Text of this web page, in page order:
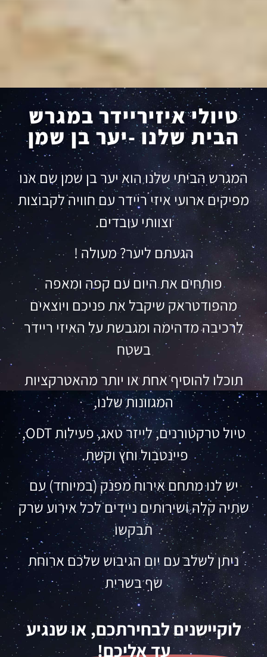
טיולי איזיריידר במגרש
הבית שלנו -יער בן שמן
המגרש הביתי שלנו הוא יער בן שמן שם אנו
מפיקים ארועי איזי ריידר עם חוויה לקבוצות
וצוותי עובדים.
הגעתם ליער? מעולה !
פותחים את היום עם קפה ומאפה
מהפודטראק שיקבל את פניכם ויוצאים
לרכיבה מדהימה ומגבשת על האיזי ריידר
בשטח
תוכלו להוסיף אחת או יותר מהאטרקציות
המגוונות שלנו,
טיול טרקטורנים, לייזר טאג, פעילות ODT,
פיינטבול וחץ וקשת.
יש לנו מתחם אירוח מפנק (במיוחד) עם
שתיה קלה ושירותים ניידים לכל אירוע שרק
תבקשו
ניתן לשלב עם יום הגיבוש שלכם ארוחת
שף בשרית
לוקיישנים לבחירתכם, או שנגיע
עד אליכם!